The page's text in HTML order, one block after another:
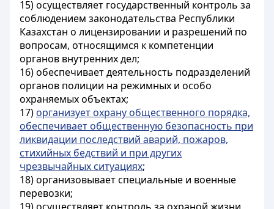
15) осуществляет государственный контроль за
соблюдением законодательства Республики
Казахстан о лицензировании и разрешений по
вопросам, относящимся к компетенции
органов внутренних дел;
16) обеспечивает деятельность подразделений
органов полиции на режимных и особо
охраняемых объектах;
17) организует охрану общественного порядка,
обеспечивает общественную безопасность при
ликвидации последствий аварий, пожаров,
стихийных бедствий и при других
чрезвычайных ситуациях;
18) организовывает специальные и военные
перевозки;